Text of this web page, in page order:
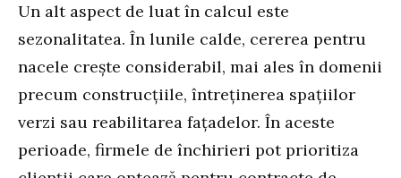
Un alt aspect de luat în calcul este
sezonalitatea. În lunile calde, cererea pentru
nacele crește considerabil, mai ales în domenii
precum construcțiile, întreținerea spațiilor
verzi sau reabilitarea fațadelor. În aceste
perioade, firmele de închirieri pot prioritiza